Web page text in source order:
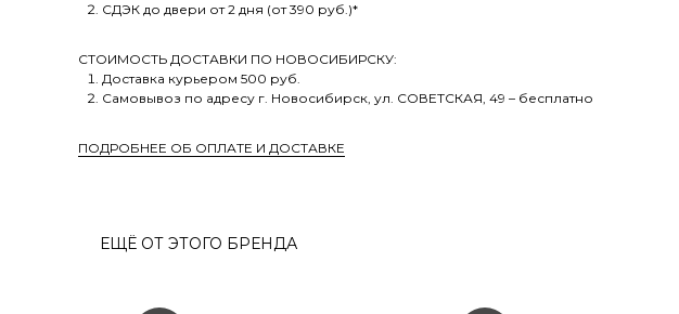
СДЭК до двери от 2 дня (от 390 руб.)*
СТОИМОСТЬ ДОСТАВКИ ПО НОВОСИБИРСКУ:
Доставка курьером 500 руб.
Самовывоз по адресу г. Новосибирск, ул. СОВЕТСКАЯ, 49 – бесплатно
ПОДРОБНЕЕ ОБ ОПЛАТЕ И ДОСТАВКЕ
ЕЩЁ ОТ ЭТОГО БРЕНДА